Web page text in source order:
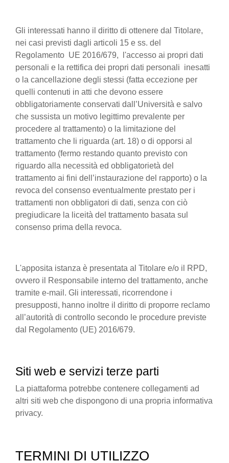
Gli interessati hanno il diritto di ottenere dal Titolare,
nei casi previsti dagli articoli 15 e ss. del
Regolamento UE 2016/679, l'accesso ai propri dati
personali e la rettifica dei propri dati personali inesatti
o la cancellazione degli stessi (fatta eccezione per
quelli contenuti in atti che devono essere
obbligatoriamente conservati dall’Università e salvo
che sussista un motivo legittimo prevalente per
procedere al trattamento) o la limitazione del
trattamento che li riguarda (art. 18) o di opporsi al
trattamento (fermo restando quanto previsto con
riguardo alla necessità ed obbligatorietà del
trattamento ai fini dell’instaurazione del rapporto) o la
revoca del consenso eventualmente prestato per i
trattamenti non obbligatori di dati, senza con ciò
pregiudicare la liceità del trattamento basata sul
consenso prima della revoca.
L'apposita istanza è presentata al Titolare e/o il RPD,
ovvero il Responsabile interno del trattamento, anche
tramite e-mail. Gli interessati, ricorrendone i
presupposti, hanno inoltre il diritto di proporre reclamo
all’autorità di controllo secondo le procedure previste
dal Regolamento (UE) 2016/679.
Siti web e servizi terze parti
La piattaforma potrebbe contenere collegamenti ad
altri siti web che dispongono di una propria informativa
privacy.
TERMINI DI UTILIZZO